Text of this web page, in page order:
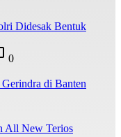
Didesak Bentuk
0
di Banten
All New Terios